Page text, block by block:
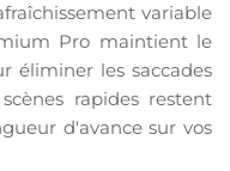
variable
Pro maintient le
éliminer les saccades
rapides restent
d'avance sur vos